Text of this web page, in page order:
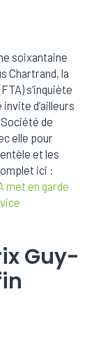
soixantaine
Chartrand, la
s’inquiète
d’ailleurs
de
elle pour
et les
ici :
met en garde
Guy-